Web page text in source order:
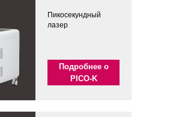
Пикосекундный
лазер
Подробнее о
PICO-K